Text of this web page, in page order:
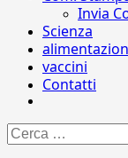
Invia
Scienza
vaccini
Contatti
Ricerca
per: